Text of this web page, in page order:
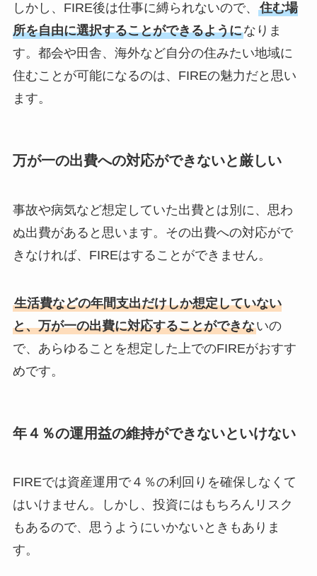
しかし、FIRE後は仕事に縛られないので、 住む場
所を自由に選択することができるようになりま
す。都会や田舎、海外など自分の住みたい地域に
住むことが可能になるのは、FIREの魅力だと思い
ます。
万が一の出費への対応ができないと厳しい
事故や病気など想定していた出費とは別に、思わ
ぬ出費があると思います。その出費への対応がで
きなければ、FIREはすることができません。
生活費などの年間支出だけしか想定していない
と、万が一の出費に対応することができないの
で、あらゆることを想定した上でのFIREがおすす
めです。
年４％の運用益の維持ができないといけない
FIREでは資産運用で４％の利回りを確保しなくて
はいけません。しかし、投資にはもちろんリスク
もあるので、思うようにいかないときもありま
す。